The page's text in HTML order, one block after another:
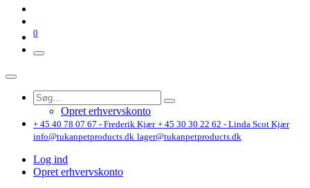
0
Opret erhvervskonto
+ 45 40 78 07 67 - Frederik Kjær + 45 30 30 22 62 - Linda Scot Kjær
info@tukanpetproducts.dk lager@tukanpetproducts.dk
Log ind
Opret erhvervskonto